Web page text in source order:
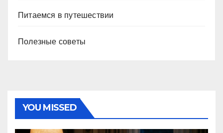
Питаемся в путешествии
Полезные советы
YOU MISSED